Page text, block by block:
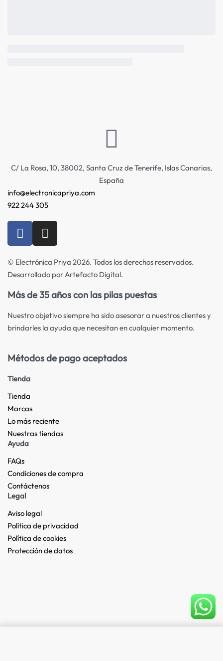
C/ La Rosa, 10, 38002, Santa Cruz de Tenerife, Islas Canarias,
España
info@electronicapriya.com
922 244 305
© Electrónica Priya 2026. Todos los derechos reservados.
Desarrollado por Artefacto Digital.
Más de 35 años con las pilas puestas
Nuestro objetivo siempre ha sido asesorar a nuestros clientes y
brindarles la ayuda que necesitan en cualquier momento.
Métodos de pago aceptados
Tienda
Tienda
Marcas
Lo más reciente​
Nuestras tiendas​
Ayuda
FAQs
Condiciones de compra
Contáctenos
Legal
Aviso legal
Política de privacidad
Política de cookies
Protección de datos